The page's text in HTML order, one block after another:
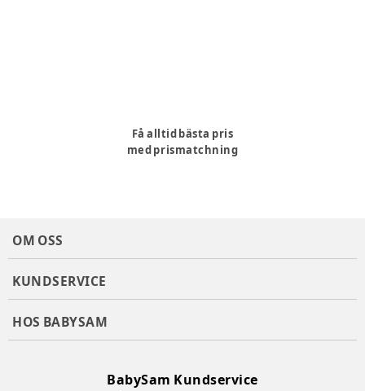
Få alltid bästa pris
med prismatchning
OM OSS
KUNDSERVICE
HOS BABYSAM
BabySam Kundservice